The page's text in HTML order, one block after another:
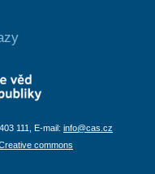
111, E-mail: info@cas.cz
commons